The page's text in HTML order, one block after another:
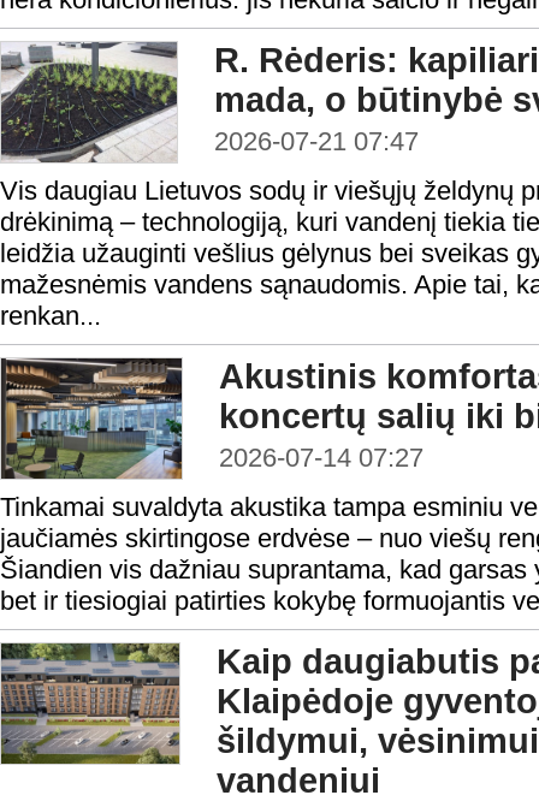
R. Rėderis:
mada, o būtinybė
2026-07-21 07:47
Vis daugiau Lietuvos sodų ir viešųjų želdynų
drėkinimą – technologiją, kuri vandenį tiekia
leidžia užauginti vešlius gėlynus bei sveikas
mažesnėmis vandens sąnaudomis. Apie tai,
renkan...
Akustinis
koncertų salių iki
2026-07-14 07:27
Tinkamai suvaldyta akustika tampa esminiu
jaučiamės skirtingose erdvėse – nuo viešų
Šiandien vis dažniau suprantama, kad
bet ir tiesiogiai patirties kokybę formuojantis
Kaip daugiabutis
Klaipėdoje
šildymui,
vandeniui